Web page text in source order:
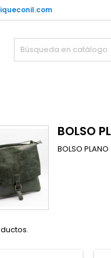
BOLSO
BOLSO PLANO